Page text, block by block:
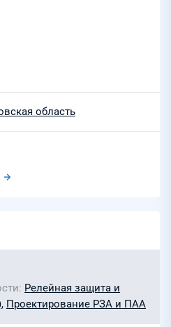
область
Релейная защита и
, Проектирование РЗА и ПАА